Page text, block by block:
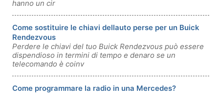
hanno un cir
Come sostituire le chiavi dellauto perse per un Buick
Rendezvous
Perdere le chiavi del tuo Buick Rendezvous può essere
dispendioso in termini di tempo e denaro se un
telecomando è coinv
Come programmare la radio in una Mercedes?